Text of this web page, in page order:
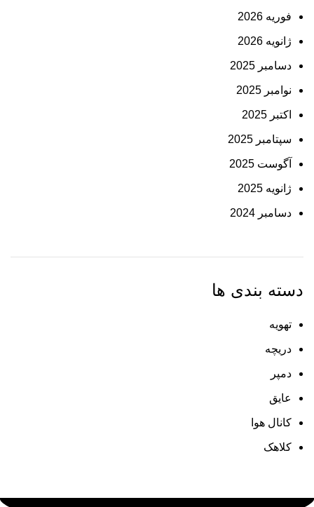
فوریه 2026
ژانویه 2026
دسامبر 2025
نوامبر 2025
اکتبر 2025
سپتامبر 2025
آگوست 2025
ژانویه 2025
دسامبر 2024
دسته بندی ها
تهویه
دریچه
دمپر
عایق
کانال هوا
کلاهک